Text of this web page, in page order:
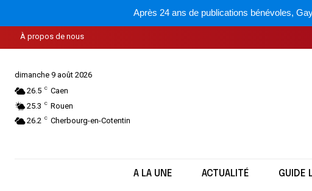
Après 24 ans de publications bénévoles,
À propos de nous
dimanche 9 août 2026
26.5 C Caen
25.3
C Rouen
26.2
C Cherbourg-en-Cotentin
A LA UNE ACTUALITÉ GUIDE